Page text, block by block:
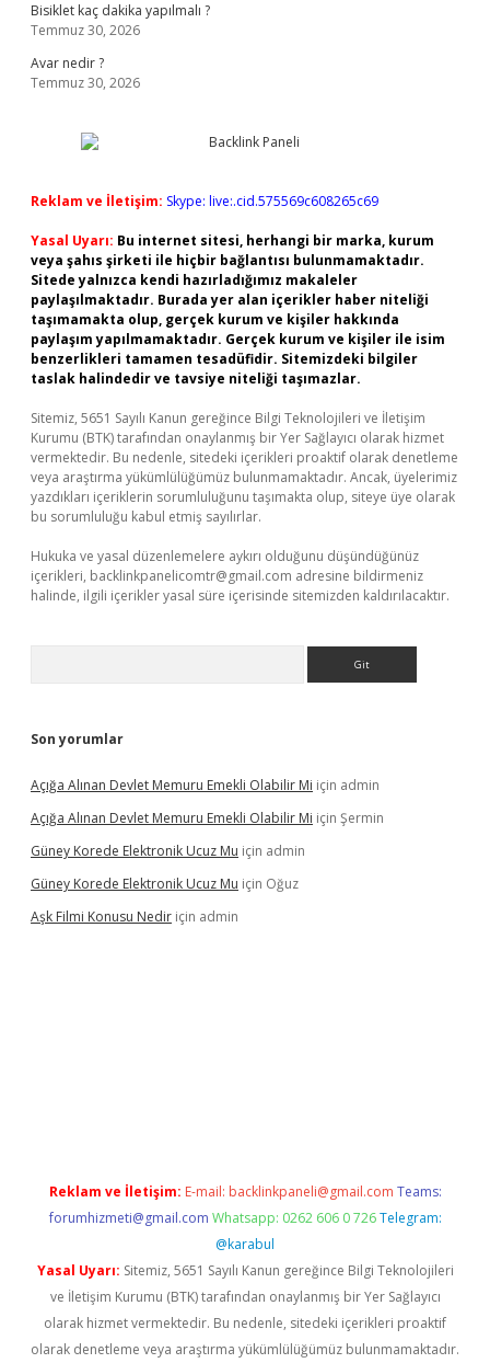
Bisiklet kaç dakika yapılmalı ?
Temmuz 30, 2026
Avar nedir ?
Temmuz 30, 2026
Reklam ve İletişim: Skype: live:.cid.575569c608265c69
Yasal Uyarı: Bu internet sitesi, herhangi bir marka, kurum
veya şahıs şirketi ile hiçbir bağlantısı bulunmamaktadır.
Sitede yalnızca kendi hazırladığımız makaleler
paylaşılmaktadır. Burada yer alan içerikler haber niteliği
taşımamakta olup, gerçek kurum ve kişiler hakkında
paylaşım yapılmamaktadır. Gerçek kurum ve kişiler ile isim
benzerlikleri tamamen tesadüfidir. Sitemizdeki bilgiler
taslak halindedir ve tavsiye niteliği taşımazlar.
Sitemiz, 5651 Sayılı Kanun gereğince Bilgi Teknolojileri ve İletişim
Kurumu (BTK) tarafından onaylanmış bir Yer Sağlayıcı olarak hizmet
vermektedir. Bu nedenle, sitedeki içerikleri proaktif olarak denetleme
veya araştırma yükümlülüğümüz bulunmamaktadır. Ancak, üyelerimiz
yazdıkları içeriklerin sorumluluğunu taşımakta olup, siteye üye olarak
bu sorumluluğu kabul etmiş sayılırlar.
Hukuka ve yasal düzenlemelere aykırı olduğunu düşündüğünüz
içerikleri, backlinkpanelicomtr@gmail.com adresine bildirmeniz
halinde, ilgili içerikler yasal süre içerisinde sitemizden kaldırılacaktır.
Son yorumlar
Açığa Alınan Devlet Memuru Emekli Olabilir Mi için admin
Açığa Alınan Devlet Memuru Emekli Olabilir Mi için Şermin
Güney Korede Elektronik Ucuz Mu için admin
Güney Korede Elektronik Ucuz Mu için Oğuz
Aşk Filmi Konusu Nedir için admin
Reklam ve İletişim: E-mail: backlinkpaneli@gmail.com Teams:
forumhizmeti@gmail.com Whatsapp: 0262 606 0 726 Telegram:
@karabul
Yasal Uyarı: Sitemiz, 5651 Sayılı Kanun gereğince Bilgi Teknolojileri
ve İletişim Kurumu (BTK) tarafından onaylanmış bir Yer Sağlayıcı
olarak hizmet vermektedir. Bu nedenle, sitedeki içerikleri proaktif
olarak denetleme veya araştırma yükümlülüğümüz bulunmamaktadır.